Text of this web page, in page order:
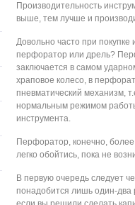
Производительность
выше, тем лучше и
Довольно часто при покупке
перфоратор или дрель?
заключается в самом
храповое колесо, в
пневматический механизм,
нормальным режимом
инструмента.
Перфоратор, конечно,
легко обойтись, пока не
В первую очередь следует
понадобится лишь один-два